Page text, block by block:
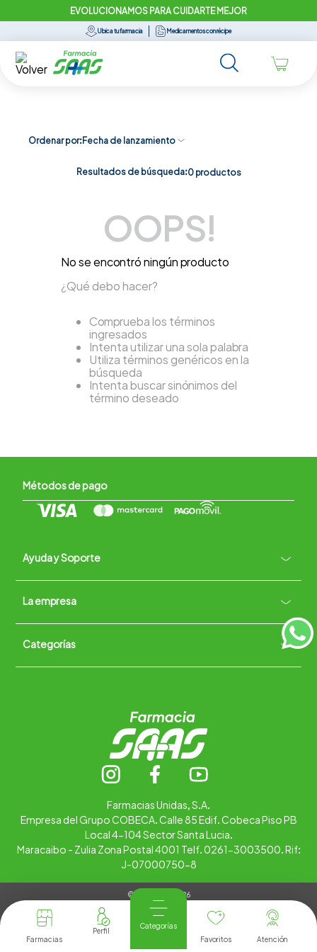
EVOLUCIONAMOS PARA CUIDARTE MEJOR
Ubica tu farmacia Medicamentos con récipe
Farmacias
Categorías
Favoritos
Atención
Ordenar por Fecha de lanzamiento
Resultados de búsqueda:0 productos
OOPS!
No se encontró ningún producto
¿Qué debo hacer?
Comprueba los términos
ingresados
Intenta utilizar una sola palabra
Utiliza términos genéricos en la
búsqueda
Intenta buscar sinónimos del
término deseado
Métodos de pago
Ayuda y Soporte +
Contacto vía WhatsApp
Términos y condiciones
La empresa +
Quiénes somos
Trabaja con nosotros
Categorías +
Farmacias Unidas, S.A.
Empresa del Grupo COBECA. Calle 85 Edif. Cobeca Piso PB
Local 4-104 Sector Santa Lucia.
Maracaibo - Zulia Zona Postal 4001 Telf. 0261-3003500. Rif:
J-07000750-8
© Copyright 2026
Tienda Virtual desarrollada por
Tecnología